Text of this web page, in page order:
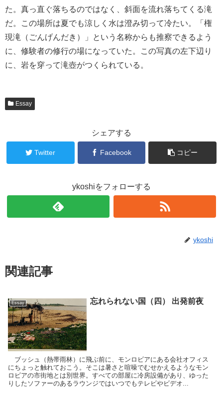
た。真っ直ぐ落ちるのではなく、斜面を流れ落ちてくる滝
だ。この場所は夏でも涼しく水は澄み切って冷たい。「権
現滝（ごんげんだき）」という名称からも推察できるよう
に、修験者の修行の場になっていた。この写真の左下辺り
に、岩を穿って滝壺がつくられている。
Essay
シェアする
Twitter Facebook コピー
ykoshiをフォローする
ykoshi
関連記事
Essay 忘れられない国（四） 出発前夜
ブッシュ（熱帯雨林）に飛ぶ前に、モンロビアにある会社オフィス
にちょっと触れておこう。そこは暑さと喧噪でむせかえるようなモン
ロビアの市街地とは別世界。すべての部屋に冷房設備があり、ゆった
りしたソファーのあるラウンジではいつでもテレビやビデオ...